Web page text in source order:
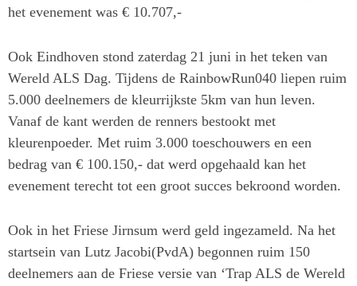
het evenement was € 10.707,-
Ook Eindhoven stond zaterdag 21 juni in het teken van
Wereld ALS Dag. Tijdens de RainbowRun040 liepen ruim
5.000 deelnemers de kleurrijkste 5km van hun leven.
Vanaf de kant werden de renners bestookt met
kleurenpoeder. Met ruim 3.000 toeschouwers en een
bedrag van € 100.150,- dat werd opgehaald kan het
evenement terecht tot een groot succes bekroond worden.
Ook in het Friese Jirnsum werd geld ingezameld. Na het
startsein van Lutz Jacobi(PvdA) begonnen ruim 150
deelnemers aan de Friese versie van ‘Trap ALS de Wereld